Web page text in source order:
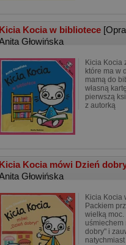
Kicia Kocia w bibliotece
Głowińska
Kicia Kocia
które ma w
mamą do
własną
pierwszą
z autorką
Kicia Kocia mówi Dzień
Głowińska
Kicia Kocia
Packiem
wielką
uśmiechem
dobry" i